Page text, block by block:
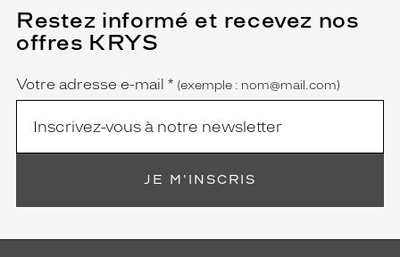
Restez informé et recevez nos
offres KRYS
Name
Votre adresse e-mail *
(Ce
champ
est
(exemple : nom@mail.com)
JE M'INSCRIS